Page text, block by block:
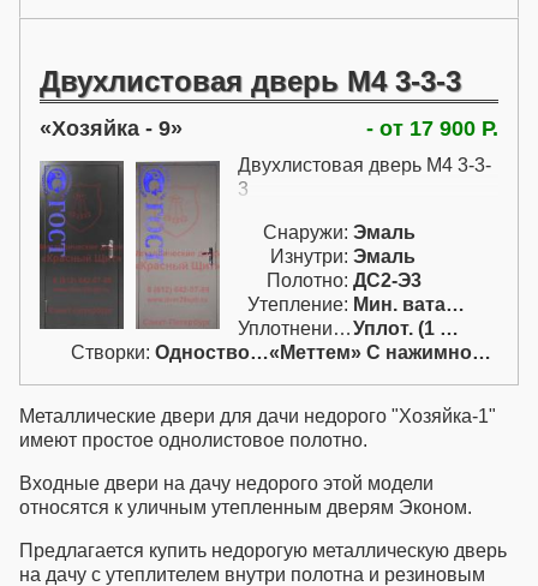
Двухлистовая дверь М4 3-3-3
Хозяйка - 9 - от 17 900 Р.
Двухлистовая дверь М4 3-3-
3
Снаружи: Эмаль
Изнутри: Эмаль
Полотно: ДС2-Э3
Утепление:
Мин. вата / пенопл.
Уплотнение:
Уплот. (1 конт.)
Створки:
Одностворчатая (А) «Меттем» С нажимной ручкой
Металлические двери для дачи недорого "Хозяйка-1"
имеют простое однолистовое полотно.
Входные двери на дачу недорого этой модели
относятся к уличным утепленным дверям Эконом.
Предлагается купить недорогую металлическую дверь
на дачу с утеплителем внутри полотна и резиновым